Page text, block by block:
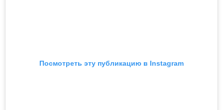
Посмотреть эту публикацию в Instagram